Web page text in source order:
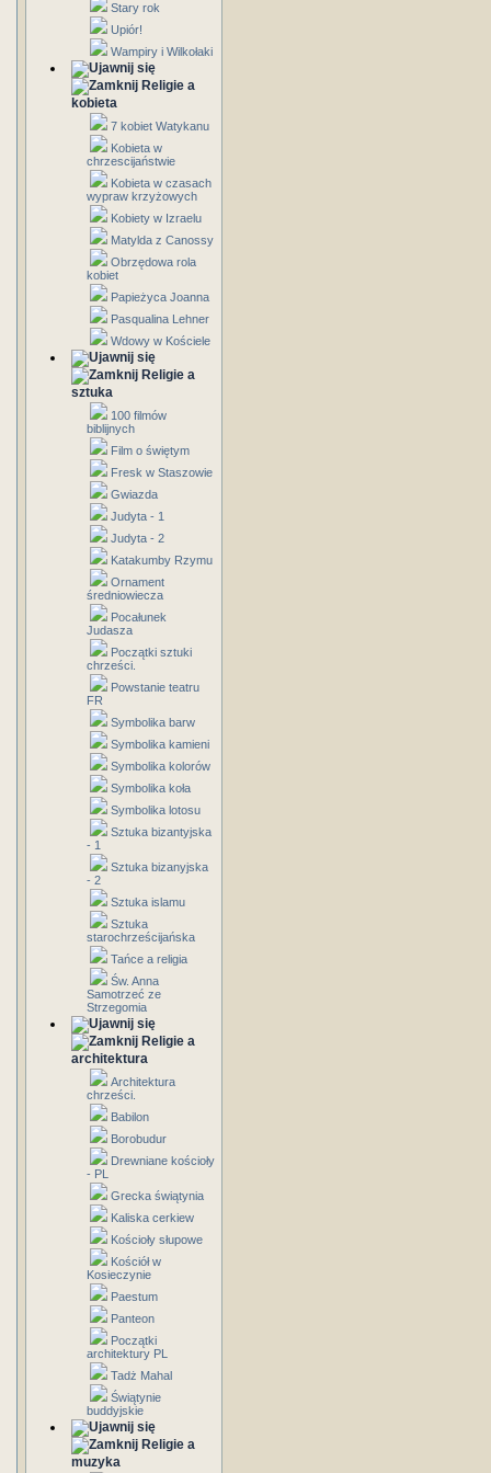
Stary rok
Upiór!
Wampiry i Wilkołaki
Religie a
kobieta
7 kobiet Watykanu
Kobieta w
chrzescijaństwie
Kobieta w czasach
wypraw krzyżowych
Kobiety w Izraelu
Matylda z Canossy
Obrzędowa rola
kobiet
Papieżyca Joanna
Pasqualina Lehner
Wdowy w Kościele
Religie a
sztuka
100 filmów
biblijnych
Film o świętym
Fresk w Staszowie
Gwiazda
Judyta - 1
Judyta - 2
Katakumby Rzymu
Ornament
średniowiecza
Pocałunek
Judasza
Początki sztuki
chrześci.
Powstanie teatru
FR
Symbolika barw
Symbolika kamieni
Symbolika kolorów
Symbolika koła
Symbolika lotosu
Sztuka bizantyjska
- 1
Sztuka bizanyjska
- 2
Sztuka islamu
Sztuka
starochrześcijańska
Tańce a religia
Św. Anna
Samotrzeć ze
Strzegomia
Religie a
architektura
Architektura
chrześci.
Babilon
Borobudur
Drewniane kościoły
- PL
Grecka świątynia
Kaliska cerkiew
Kościoły słupowe
Kościół w
Kosieczynie
Paestum
Panteon
Początki
architektury PL
Tadż Mahal
Świątynie
buddyjskie
Religie a
muzyka